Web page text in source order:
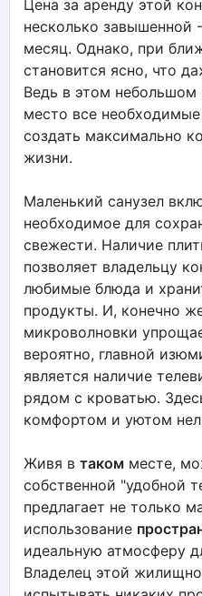
Цена за аренду этой
несколько завышенной
месяц. Однако, при
становится ясно, что
Ведь в этом
место все
создать максимально
жизни.
Маленький санузел
необходимое для
свежести. Наличие
позволяет владельцу
любимые блюда и
продукты. И, конечно
микроволновки
вероятно, главной
является наличие
рядом с кроватью.
комфортом и уютом
Живя в таком месте,
собственной "удобной
предлагает не только
использование
идеальную атмосферу
Владелец этой